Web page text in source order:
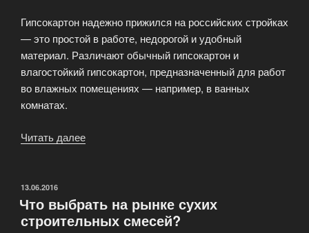
Гипсокартон надежно прижился на российских стройках
— это простой в работе, недорогой и удобный
материал. Различают обычный гипсокартон и
влагостойкий гипсокартон, предназначенный для работ
во влажных помещениях — например, в ванных
комнатах.
Читать далее
материал»
ОПУБЛИКОВАНО
13.06.2016
Что выбрать на рынке сухих
строительных смесей?